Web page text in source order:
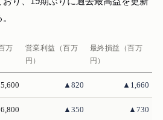
万
営業利益（百万
円）
最終損益（百万
円）
5,600 ▲820 ▲1,660
6,800 ▲350 ▲730